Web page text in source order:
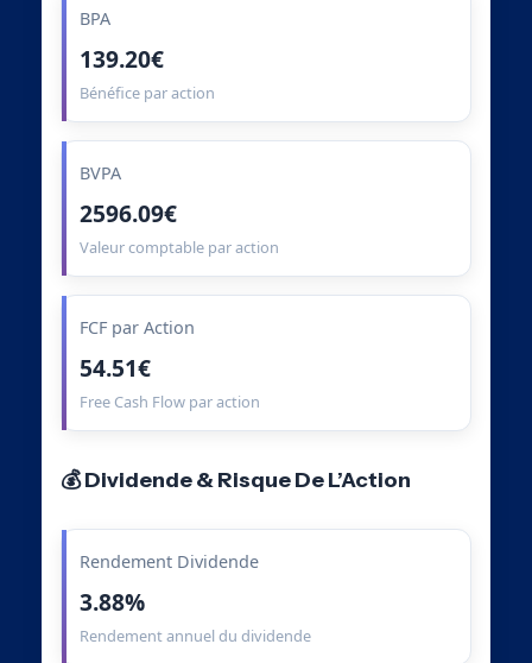
BPA
139.20€
Bénéfice par action
BVPA
2596.09€
Valeur comptable par action
FCF par Action
54.51€
Free Cash Flow par action
💰 Dividende & Risque De L’Action
Rendement Dividende
3.88%
Rendement annuel du dividende